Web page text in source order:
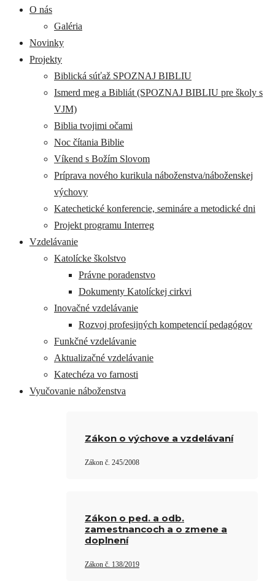
O nás
Galéria
Novinky
Projekty
Biblická súťaž SPOZNAJ BIBLIU
Ismerd meg a Bibliát (SPOZNAJ BIBLIU pre školy s
VJM)
Biblia tvojimi očami
Noc čítania Biblie
Víkend s Božím Slovom
Príprava nového kurikula náboženstva/náboženskej
výchovy
Katechetické konferencie, semináre a metodické dni
Projekt programu Interreg
Vzdelávanie
Katolícke školstvo
Právne poradenstvo
Dokumenty Katolíckej cirkvi
Inovačné vzdelávanie
Rozvoj profesijných kompetencií pedagógov
Funkčné vzdelávanie
Aktualizačné vzdelávanie
Katechéza vo farnosti
Vyučovanie náboženstva
Zákon o výchove a vzdelávaní
Zákon č. 245/2008
Zákon o ped. a odb.
zamestnancoch a o zmene a
doplnení
Zákon č. 138/2019